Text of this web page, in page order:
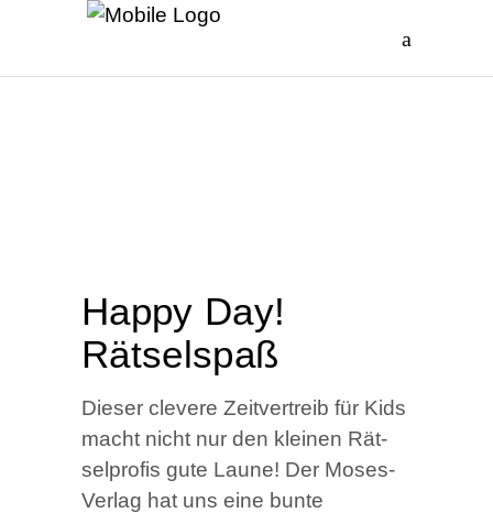
Hap­py Day!
Rätselspaß
Die­ser cle­ve­re Zeit­ver­treib für Kids
macht nicht nur den klei­nen Rät­
sel­pro­fis gute Lau­ne! Der Moses-
Ver­lag hat uns eine bun­te